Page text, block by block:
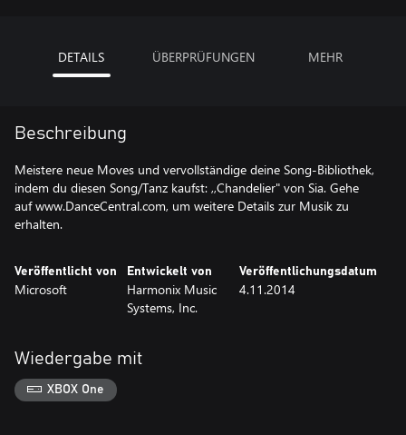
DETAILS ÜBERPRÜFUNGEN MEHR
Beschreibung
Meistere neue Moves und vervollständige deine Song-Bibliothek,
indem du diesen Song/Tanz kaufst: ,,Chandelier" von Sia. Gehe
auf www.DanceCentral.com, um weitere Details zur Musik zu
erhalten.
Veröffentlicht von
Microsoft
Entwickelt von
Harmonix Music
Systems, Inc.
Veröffentlichungsdatum
4.11.2014
Wiedergabe mit
XBOX One